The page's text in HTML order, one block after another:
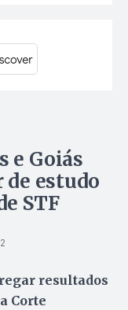
e Goiás
de estudo
STF
resultados
Corte